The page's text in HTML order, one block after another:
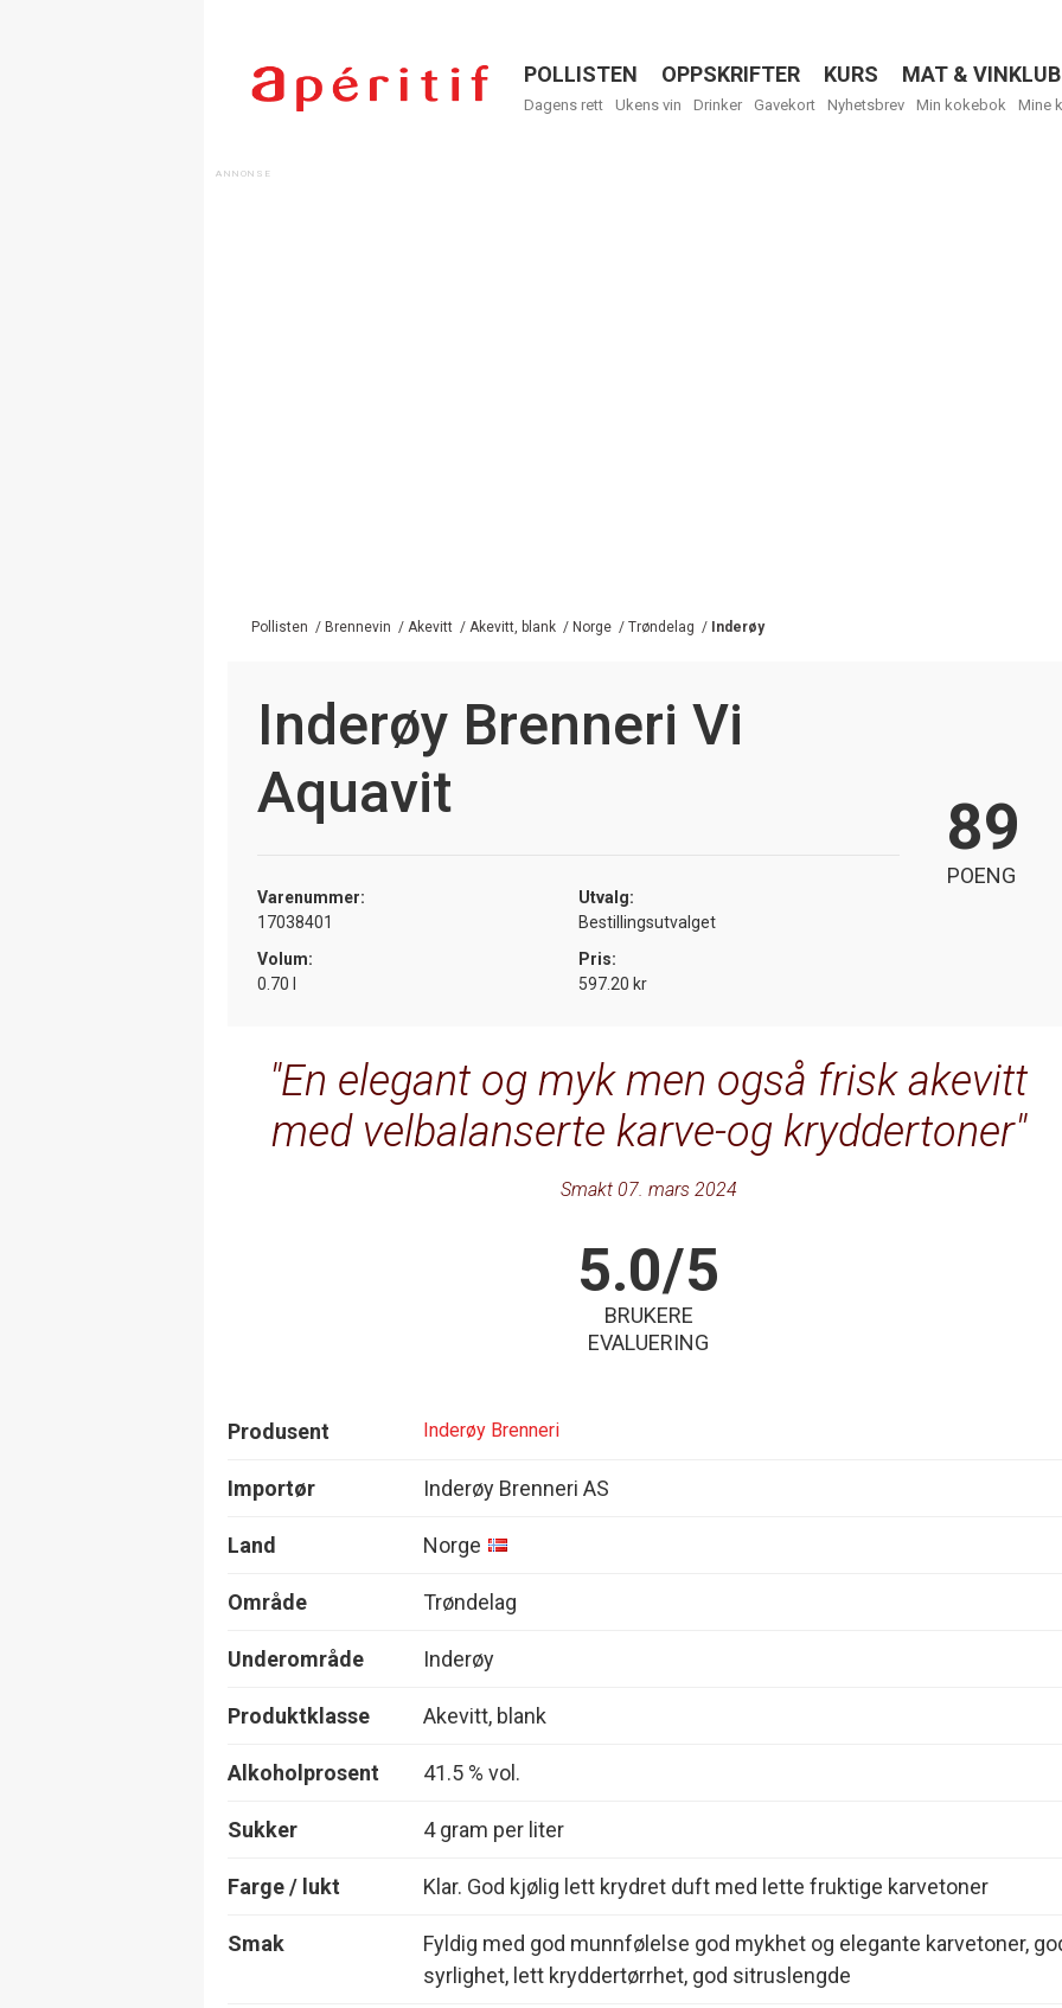
Menu
POLLISTEN OPPSKRIFTER KURS MAT &
Dagens rett Ukens vin Drinker Gavekort Nyhetsbrev Min kokebok Mine
Pollisten / Brennevin / Akevitt / Akevitt, blank / Norge / Trøndelag / Inderøy
Inderøy Brenneri Vi
Aquavit
Varenummer:
17038401
Utvalg:
Bestillingsutvalget
Volum:
0.70 l
Pris:
597.20 kr
89
POENG
En elegant og myk men også frisk akevitt
med velbalanserte karve-og kryddertoner
Smakt 07. mars 2024
5.0/5
BRUKERE
EVALUERING
Produsent Inderøy Brenneri
Importør Inderøy Brenneri AS
Land Norge
Område Trøndelag
Underområde Inderøy
Produktklasse Akevitt, blank
Alkoholprosent 41.5 % vol.
Sukker 4 gram per liter
Farge / lukt Klar. God kjølig lett krydret duft med lette fruktige karvetoner
Smak
Fyldig med god munnfølelse god mykhet og elegante karvetoner,
syrlighet, lett kryddertørrhet, god sitruslengde